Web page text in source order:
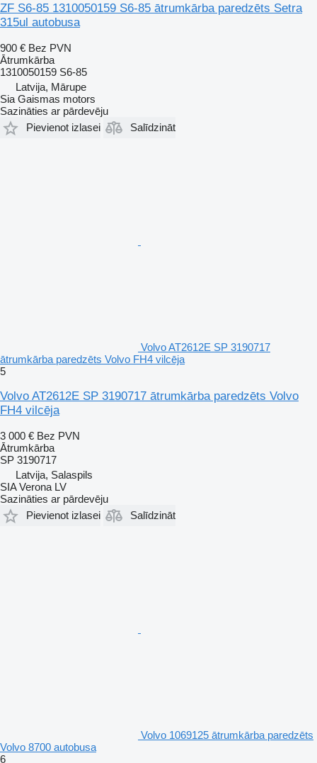
ZF S6-85 1310050159 S6-85 ātrumkārba paredzēts Setra
315ul autobusa
900 € Bez PVN
Ātrumkārba
1310050159 S6-85
Latvija, Mārupe
Sia Gaismas motors
Sazināties ar pārdevēju
Pievienot izlasei
Salīdzināt
Volvo AT2612E SP 3190717
ātrumkārba paredzēts Volvo FH4 vilcēja
5
Volvo AT2612E SP 3190717 ātrumkārba paredzēts Volvo
FH4 vilcēja
3 000 € Bez PVN
Ātrumkārba
SP 3190717
Latvija, Salaspils
SIA Verona LV
Sazināties ar pārdevēju
Pievienot izlasei
Salīdzināt
Volvo 1069125 ātrumkārba paredzēts
Volvo 8700 autobusa
6